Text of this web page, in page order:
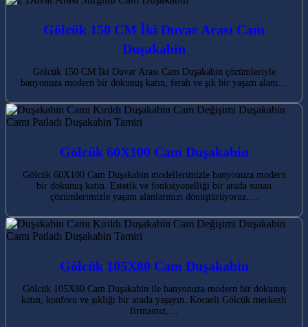
Gölcük 150 CM İki Duvar Arası Cam
Duşakabin
Gölcük 150 CM İki Duvar Arası Cam Duşakabin çözümleriyle
banyonuza modern bir dokunuş katın, ferah ve şık bir yaşam alanı…
Gölcük 60X100 Cam Duşakabin
Gölcük 60X100 Cam Duşakabin modellerimizle banyonuza modern
bir dokunuş katın. Estetik ve fonksiyonelliği bir arada sunan
çözümlerimizle yaşam alanlarınızı dönüştürüyoruz.…
Gölcük 105X80 Cam Duşakabin
Gölcük 105X80 Cam Duşakabin ile banyonuza modern bir dokunuş
katın, konforu ve şıklığı bir arada yaşayın. Kocaeli Gölcük merkezli
firmamız,…